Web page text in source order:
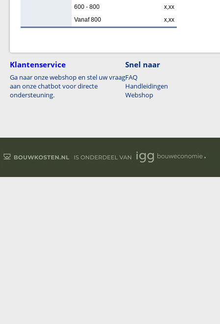
600 - 800
x,xx
Vanaf 800
x,xx
Klantenservice
Ga naar onze webshop en stel uw vraag
aan onze chatbot voor directe
ondersteuning.
Snel naar
FAQ
Handleidingen
Webshop